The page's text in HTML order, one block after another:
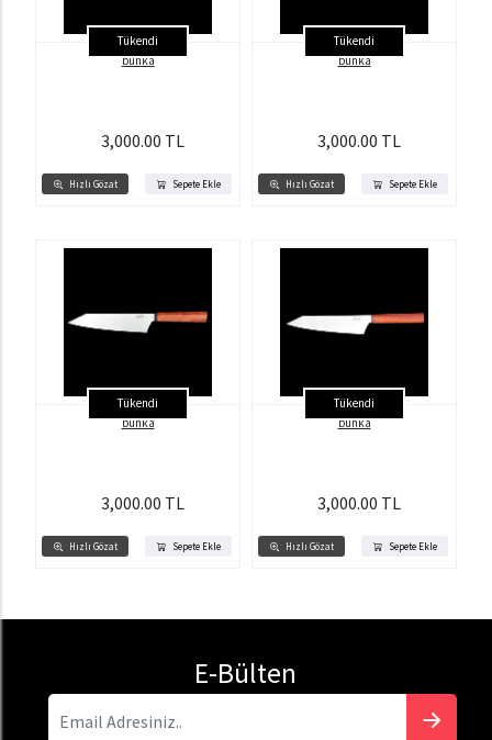
Tükendi
Hızlı Gözat Sepete Ekle
bunka
3,000.00 TL
Tükendi
Hızlı Gözat Sepete Ekle
bunka
3,000.00 TL
Tükendi
Hızlı Gözat Sepete Ekle
bunka
3,000.00 TL
Tükendi
Hızlı Gözat Sepete Ekle
bunka
3,000.00 TL
E-Bülten